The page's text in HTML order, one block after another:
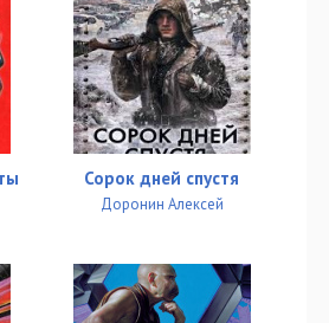
19:34
18:10
18:30
18:21
21:10
20:03
Сорок дней спустя
Доронин Алексей